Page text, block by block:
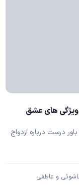
ویژگی های عشق
در این مطلب: 5 باور غلط درباره عشق و ازدواج، 12 باور درست درباره ازدواج
و عاطفی